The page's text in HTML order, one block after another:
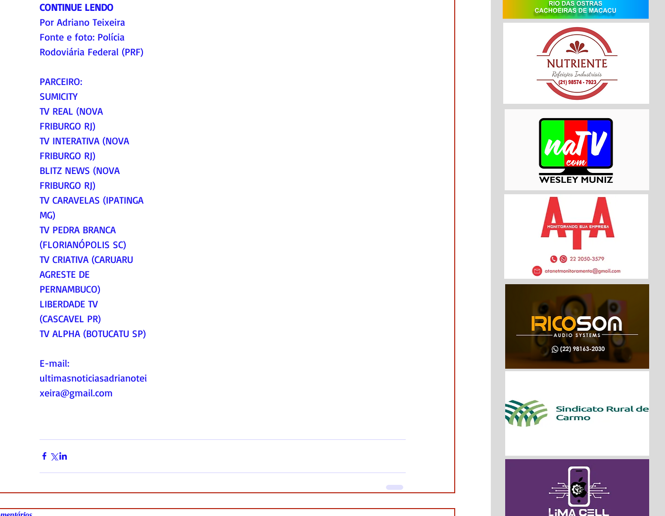
CONTINUE LENDO
Por Adriano Teixeira
Fonte e foto: Polícia
Rodoviária Federal (PRF)
PARCEIRO:
SUMICITY
TV REAL (NOVA
FRIBURGO RJ)
TV INTERATIVA (NOVA
FRIBURGO RJ)
BLITZ NEWS (NOVA
FRIBURGO RJ)
TV CARAVELAS (IPATINGA
MG)
TV PEDRA BRANCA
(FLORIANÓPOLIS SC)
TV CRIATIVA (CARUARU
AGRESTE DE
PERNAMBUCO)
LIBERDADE TV
(CASCAVEL PR)
TV ALPHA (BOTUCATU SP)
E-mail:
ultimasnoticiasadrianotei
xeira@gmail.com